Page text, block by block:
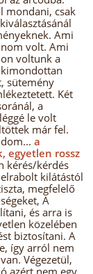
mondani, csak
Ami
volt. Ami
voltunk a
sütemény
Két
a
le volt
már fel.
a
egyetlen rossz
kérés/kérdés
kilátástól
megfelelő
A
és arra is
közelében
biztosítani. A
így arról nem
Végezetül,
azért nem egy